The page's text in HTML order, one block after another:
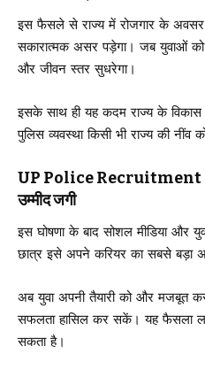
इस फैसले से राज्य में रोजगार के अवसर
सकारात्मक असर पड़ेगा। जब युवाओं को
और जीवन स्तर सुधरेगा।
इसके साथ ही यह कदम राज्य के
पुलिस व्यवस्था किसी भी राज्य की नींव
UP Police Recruitment
उम्मीद जगी
इस घोषणा के बाद सोशल मीडिया और
छात्र इसे अपने करियर का सबसे बड़ा
अब युवा अपनी तैयारी को और मजबूत
सफलता हासिल कर सकें। यह फैसला
सकता है।